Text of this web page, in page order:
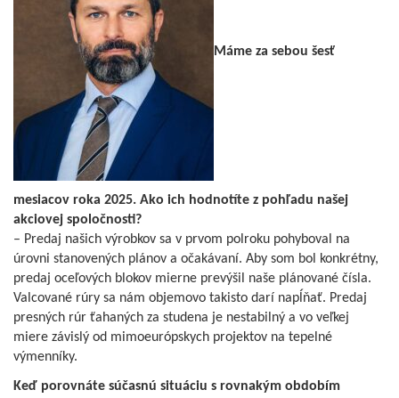
Máme za sebou šesť
mesiacov roka 2025. Ako ich hodnotíte z pohľadu našej
akciovej spoločnosti?
– Predaj našich výrobkov sa v prvom polroku pohyboval na
úrovni stanovených plánov a očakávaní. Aby som bol konkrétny,
predaj oceľových blokov mierne prevýšil naše plánované čísla.
Valcované rúry sa nám objemovo takisto darí napĺňať. Predaj
presných rúr ťahaných za studena je nestabilný a vo veľkej
miere závislý od mimoeurópskych projektov na tepelné
výmenníky.
Keď porovnáte súčasnú situáciu s rovnakým obdobím